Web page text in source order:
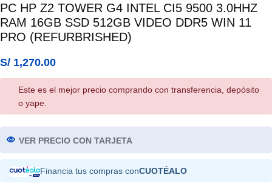
PC HP Z2 TOWER G4 INTEL CI5 9500 3.0HHZ
RAM 16GB SSD 512GB VIDEO DDR5 WIN 11
PRO (REFURBRISHED)
S/ 1,270.00
Este es el mejor precio comprando con transferencia, depósito
o yape.
VER PRECIO CON TARJETA
Financia tus compras conCUOTÉALO